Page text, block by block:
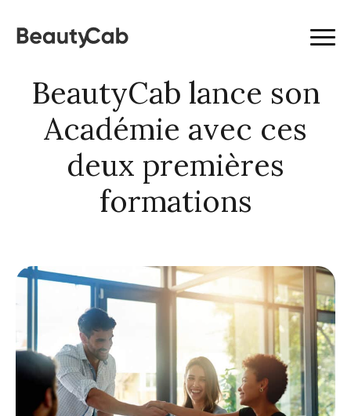
BeautyCab lance son
Académie avec ces
deux premières
formations